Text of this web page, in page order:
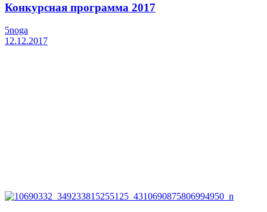
Конкурсная программа 2017
5noga
12.12.2017